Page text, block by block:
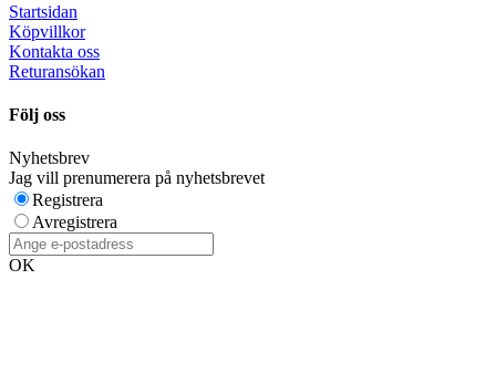
Startsidan
Köpvillkor
Kontakta oss
Returansökan
Följ oss
Nyhetsbrev
Jag vill prenumerera på nyhetsbrevet
Registrera
Avregistrera
OK